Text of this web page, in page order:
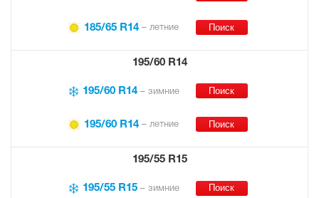
185/65 R14– летние
195/60 R14
195/60 R14 – зимние
195/60 R14– летние
195/55 R15
195/55 R15 – зимние